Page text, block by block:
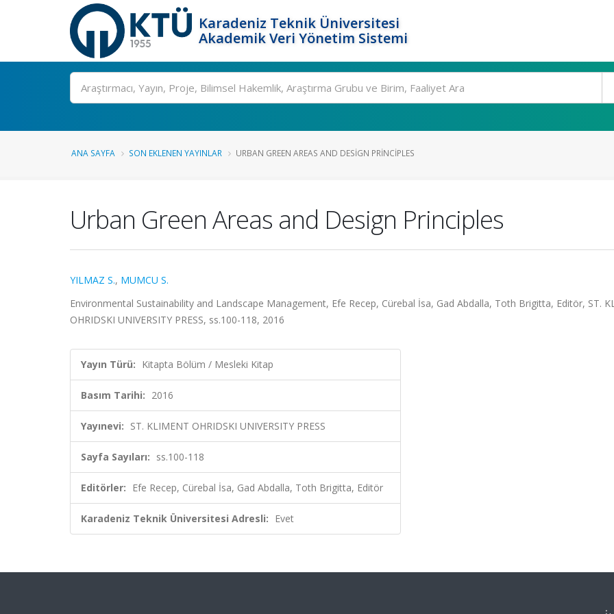
Karadeniz Teknik Üniversitesi
Akademik Veri Yönetim Sistemi
Ara
ANA SAYFA SON EKLENEN YAYINLAR URBAN GREEN AREAS AND DESIGN PRINCIPLES
Urban Green Areas and Design Principles
YILMAZ S., MUMCU S.
Environmental Sustainability and Landscape Management, Efe Recep, Cürebal İsa, Gad Abdalla, Toth Brigitta, Editör, ST.
OHRIDSKI UNIVERSITY PRESS, ss.100-118, 2016
Yayın Türü: Kitapta Bölüm / Mesleki Kitap
Basım Tarihi: 2016
Yayınevi: ST. KLIMENT OHRIDSKI UNIVERSITY PRESS
Sayfa Sayıları: ss.100-118
Editörler: Efe Recep, Cürebal İsa, Gad Abdalla, Toth Brigitta, Editör
Karadeniz Teknik Üniversitesi Adresli: Evet